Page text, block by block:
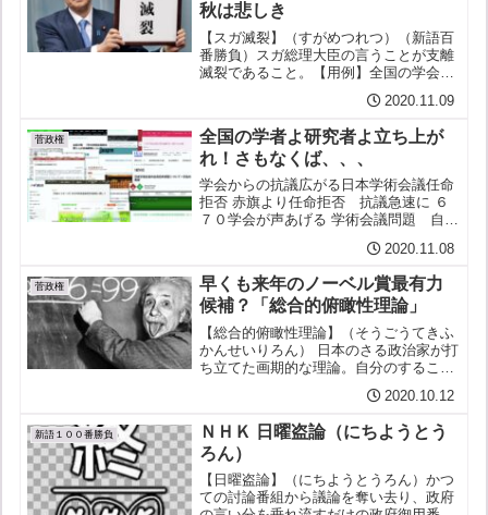
秋は悲しき
【スガ滅裂】（すがめつれつ）（新語百
番勝負）スガ総理大臣の言うことが支離
滅裂であること。【用例】全国の学会等
の志位和夫書記局長が4日の国会で菅総
理にその事実を突きつけたが、菅の答え
ていわく：学問の自由と...
2020.11.09
菅政権
全国の学者よ研究者よ立ち上が
れ！さもなくば、、、
学会からの抗議広がる日本学術会議任命
拒否 赤旗より任命拒否 抗議急速に ６
７０学会が声あげる 学術会議問題 自然
2020.11.1大学、多彩な学会、消費者団
体、宗教団体による抗議声明反発が幅広
い分野で急速に広...
2020.11.08
菅政権
早くも来年のノーベル賞最有力
候補？「総合的俯瞰性理論」
【総合的俯瞰性理論】（そうごうてきふ
かんせいりろん） 日本のさる政治家が打
ち立てた画期的な理論。自分のすること
論拠や理由すら掲げることなく、いつし
か他の問題にすり変わり、「適切」で
「問題ない」こととなって...
2020.10.12
新語１００番勝負
ＮＨＫ 日曜盗論（にちようとう
ろん）
【日曜盗論】（にちようとうろん）かつ
ての討論番組から議論を奪い去り、政府